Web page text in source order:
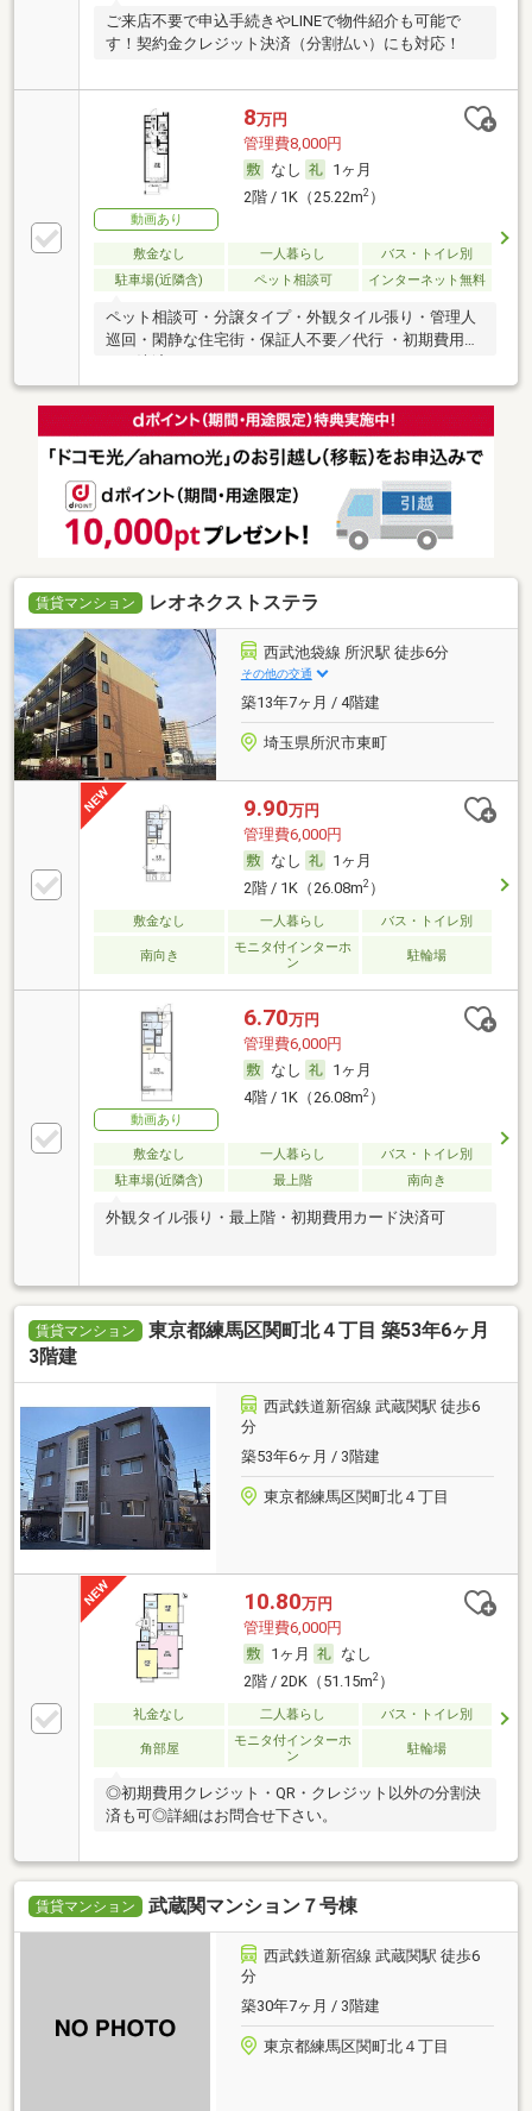
ご来店不要で申込手続きやLINEで物件紹介も可能で
す！契約金クレジット決済（分割払い）にも対応！
動画あり
8万円
管理費8,000円
なし
1ヶ月
2階 / 1K（25.22m2）
敷金なし 一人暮らし
バス・トイレ別
駐車場(近隣含)
ペット相談可 インターネット無料
ペット相談可・分譲タイプ・外観タイル張り・管理人
巡回・閑静な住宅街・保証人不要／代行 ・初期費用カ
ード決済可
賃貸マンション レオネクストステラ
西武池袋線 所沢駅 徒歩6分
その他の交通
築13年7ヶ月 / 4階建
埼玉県所沢市東町
9.90万円
管理費6,000円
なし
1ヶ月
2階 / 1K（26.08m2）
敷金なし 一人暮らし バス・トイレ別
南向き
モニタ付インターホ
ン
駐輪場
動画あり
6.70万円
管理費6,000円
なし
1ヶ月
4階 / 1K（26.08m2）
敷金なし 一人暮らし
バス・トイレ別
駐車場(近隣含)
最上階 南向き
外観タイル張り・最上階・初期費用カード決済可
賃貸マンション
東京都練馬区関町北４丁目 築53年6ヶ月
3階建
西武鉄道新宿線 武蔵関駅 徒歩6
分
築53年6ヶ月 / 3階建
東京都練馬区関町北４丁目
10.80万円
管理費6,000円
1ヶ月
なし
2階 / 2DK（51.15m2）
礼金なし 二人暮らし バス・トイレ別
角部屋
モニタ付インターホ
ン
駐輪場
◎初期費用クレジット・QR・クレジット以外の分割決
済も可◎詳細はお問合せ下さい。
賃貸マンション 武蔵関マンション７号棟
西武鉄道新宿線 武蔵関駅 徒歩6
分
築30年7ヶ月 / 3階建
東京都練馬区関町北４丁目